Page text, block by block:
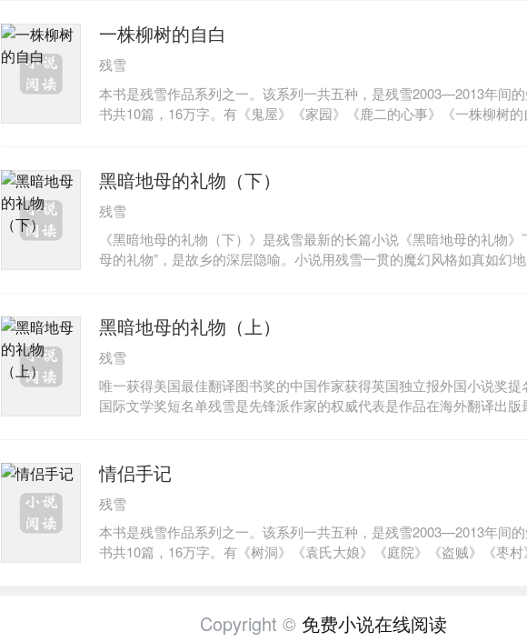
不透的类型。每当曾老六谈起新疆的某个地方，某个人，某处景物，
们的记忆之中。她有同样的记忆，这太不可思议了。是激情打通了他
六将新疆称之为他“疗伤的地方”。不过对于她来说，那里并不是疗伤的
之乡”。她一直是这样认为的，她渴望在漫漫黄沙之中，在陌生的语境
她的情人不止一个，但她每次在那边都只思念其中一个。这一次她将
生活方式是否可能呢？这个问题总是回到我们每日的生活之中。在这
一株柳树的自白
残雪
本书是残雪作品系列之一。该系列一共五种，是残雪2003—2013年间
书共10篇，16万字。有《鬼屋》《家园》《鹿二的心事》《一株柳树
的，这些奇思异想的篇什，短则几千字，长则一万多字。它们大多描
独特性的体验。细细品味，可以感悟到残雪文字中浓郁的先锋意味和
是先锋派作家的权威代表被海外评论家认为是中国最有创造力的作家
出版最多的中国女作家残雪2003—2013年间短篇小说全集首次整体亮
切入，像一把无柄的剑一样进入地层垂直向下运行。有时候我也想过
能够诱使人不断猜测下去，却始终到达不了谜底的谜语？那将是何等
黑暗地母的礼物（下）
残雪
《黑暗地母的礼物（下）》是残雪最新的长篇小说《黑暗地母的礼物》
母的礼物”，是故乡的深层隐喻。小说用残雪一贯的魔幻风格如真如幻
和人性矛盾，使得读者可以感受到一种返璞归真，进而探索灵魂、探
读者走进这种深层阅读与很好思考。本书描述的，是大时代的小事情
普通树叶的构造感受出整个宇宙的图型；通过对各种民间琐事的叙述
裂的世界重新化为一个整体，使各色小人物成为这个整体的中心，使他
性。
黑暗地母的礼物（上）
残雪
唯一获得美国最佳翻译图书奖的中国作家获得英国独立报外国小说奖
国际文学奖短名单残雪是先锋派作家的权威代表是作品在海外翻译出
的深层隐喻。小说用残雪一贯的魔幻风格如真如幻地展现了人物曲折
发生在一个叫五里渠小学的偏僻学校里，小说塑造了煤永老师、张丹
伯、沙门等一系列性格鲜明的角色。通过独特对话来泄露人物深层个
者可以感受到一种返璞归真，进而探索灵魂、探索自然，在探索中引
读与极致思考。本书描述的，是大时代的小事情。作者的野心是从一
出整个宇宙的图型；通过对各种民间琐事的叙述将那长久以来被人为
情侣手记
残雪
本书是残雪作品系列之一。该系列一共五种，是残雪2003—2013年间
书共10篇，16万字。有《树洞》《袁氏大娘》《庭院》《盗贼》《枣
长则一万多字。它们大多描写底层人们对生活充满独特性的体验。细
雪文字中浓郁的先锋意味和独特的文学情怀。残雪是先锋派作家的权
Copyright © 免费小说在线阅读